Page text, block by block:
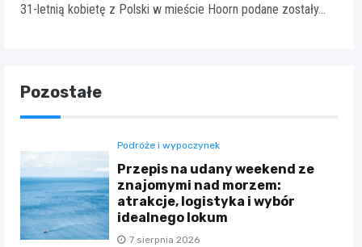
31-letnią kobietę z Polski w mieście Hoorn podane zostały…
Pozostałe
Podróże i wypoczynek
Przepis na udany weekend ze
znajomymi nad morzem:
atrakcje, logistyka i wybór
idealnego lokum
7 sierpnia 2026